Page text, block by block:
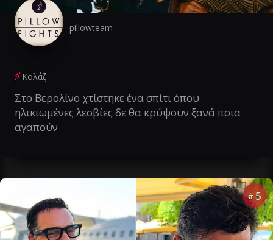
pillowteam
Κολάζ
Στο Βερολίνο χτίστηκε ένα σπίτι όπου
ηλικιωμένες λεσβίες δε θα κρύψουν ξανά ποια
αγαπούν
# 5